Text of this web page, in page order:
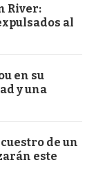
River:
al
en su
y una
de un
este